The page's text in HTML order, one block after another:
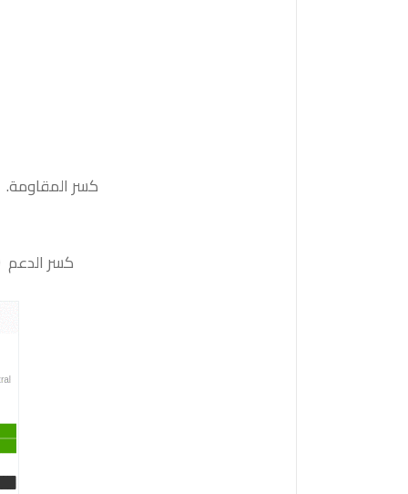
كسر المقاومة. 148.20لثبات أعلى منها على الأقل بشمعة 4 ساعات ستدفع السعر نحو المقاومة التالية 149.00
كسر الدعم 144.60 والثبات أدنى منه على الأقل بشمعة 4 ساعات سيدفع السعر نحو الدعم التالي 143.70